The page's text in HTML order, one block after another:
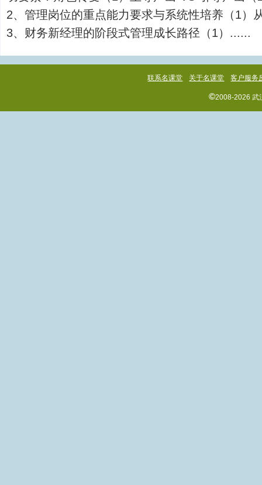
2、管理岗位的重点能力要求与系统性培养（1）
3、财务新经理的阶段式管理成长路径（1）......
联系名课堂 关于名课堂 客户服务
©2008-2026 武